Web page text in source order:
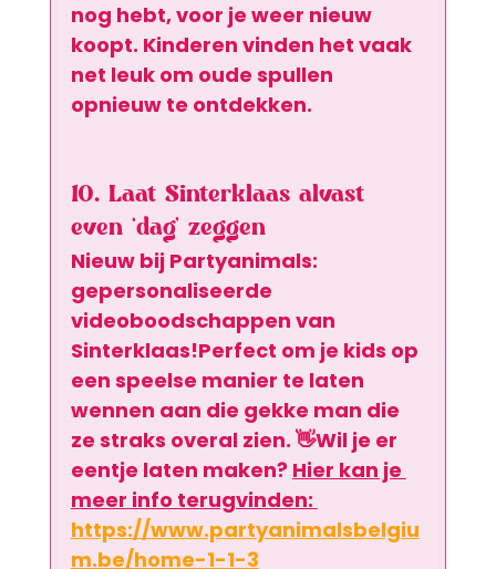
nog hebt, voor je weer nieuw
koopt. Kinderen vinden het vaak
net leuk om oude spullen
opnieuw te ontdekken.
10. Laat Sinterklaas alvast
even ‘dag’ zeggen
Nieuw bij Partyanimals:
gepersonaliseerde
videoboodschappen van
Sinterklaas!Perfect om je kids op
een speelse manier te laten
wennen aan die gekke man die
ze straks overal zien. 👋Wil je er
eentje laten maken? Hier kan je
meer info terugvinden:
https://www.partyanimalsbelgiu
m.be/home-1-1-3